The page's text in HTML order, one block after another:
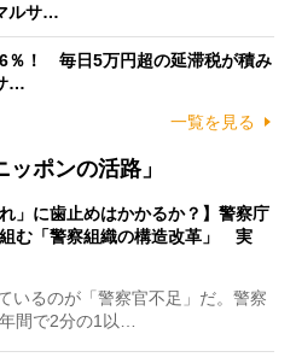
ルサ…
％！ 毎日5万円超の延滞税が積み
…
一覧を見る
ポンの活路」
れ」に歯止めはかかるか？】警察庁
む「警察組織の構造改革」 実
いるのが「警察官不足」だ。警察
間で2分の1以…